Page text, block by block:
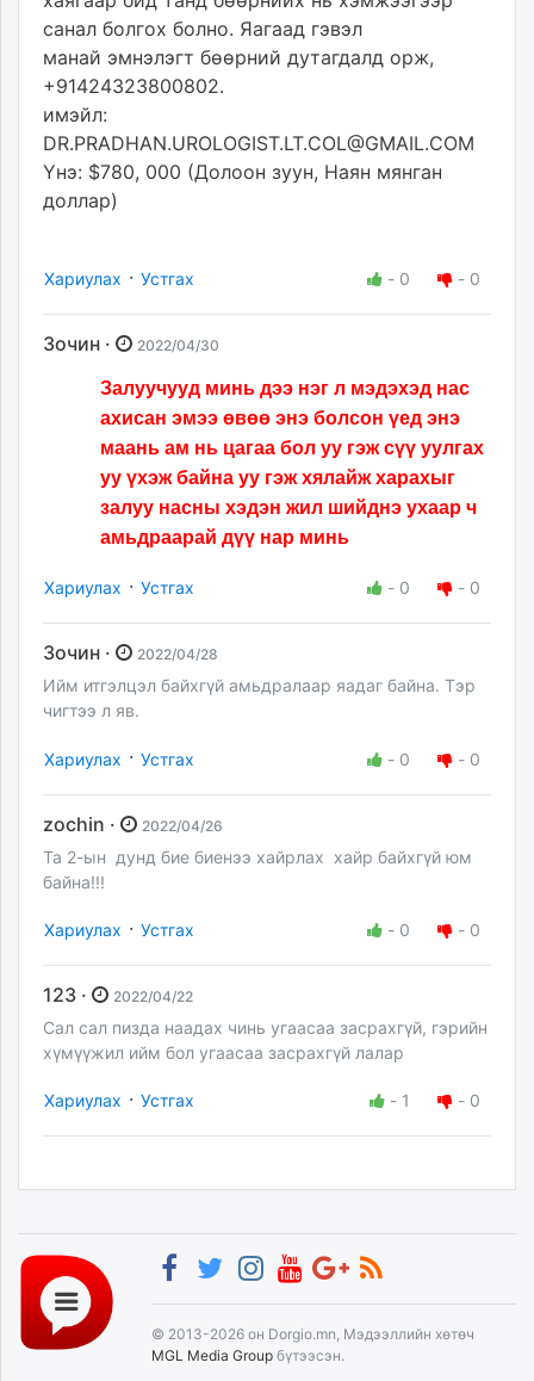
санал болгох болно. Яагаад гэвэл
манай эмнэлэгт бөөрний дутагдалд орж,
+91424323800802.
имэйл:
DR.PRADHAN.UROLOGIST.LT.COL@GMAIL.COM
Yнэ: $780, 000 (Долоон зуун, Наян мянган
доллар)
Хариулах · Устгах - 0 - 0
Зочин · 2022/04/30
Залуучууд минь дээ нэг л мэдэхэд нас
ахисан эмээ өвөө энэ болсон үед энэ
маань ам нь цагаа бол уу гэж сүү уулгах
уу үхэж байна уу гэж хялайж харахыг
залуу насны хэдэн жил шийднэ ухаар ч
амьдраарай дүү нар минь
Хариулах · Устгах - 0 - 0
Зочин · 2022/04/28
Ийм итгэлцэл байхгүй амьдралаар яадаг байна. Тэр
чигтээ л яв.
Хариулах · Устгах - 0 - 0
zochin · 2022/04/26
Та 2-ын дунд бие биенээ хайрлах хайр байхгүй юм
байна!!!
Хариулах · Устгах - 0 - 0
123 · 2022/04/22
Сал сал пизда наадах чинь угаасаа засрахгүй, гэрийн
хүмүүжил ийм бол угаасаа засрахгүй лалар
Хариулах · Устгах - 1 - 0
© 2013-2026 он Dorgio.mn, Мэдээллийн хөтөч
MGL Media Group бүтээсэн.